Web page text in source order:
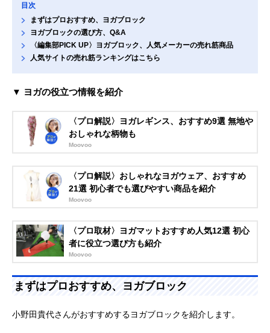
目次
まずはプロおすすめ、ヨガブロック
ヨガブロックの選び方、Q&A
〈編集部PICK UP〉ヨガブロック、人気メーカーの売れ筋商品
人気サイトの売れ筋ランキングはこちら
▼ ヨガの役立つ情報を紹介
〈プロ解説〉ヨガレギンス、おすすめ9選 無地や
おしゃれな柄物も
Moovoo
〈プロ解説〉おしゃれなヨガウェア、おすすめ
21選 初心者でも選びやすい商品を紹介
Moovoo
〈プロ取材〉ヨガマットおすすめ人気12選 初心
者に役立つ選び方も紹介
Moovoo
まずはプロおすすめ、ヨガブロック
小野田貴代さんがおすすめするヨガブロックを紹介します。